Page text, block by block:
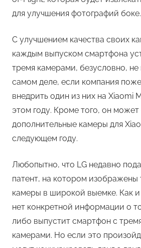
для улучшения фотографий боке.
С улучшением качества своих
каждым выпуском смартфона
тремя камерами, безусловно,
самом деле, если компания
внедрить один из них на Xiaomi
этом году. Кроме того, он может
дополнительные камеры для
следующем году.
Любопытно, что LG недавно
патент, на котором изображены
камеры в широкой выемке. Как и
нет конкретной информации о
либо выпустит смартфон с
камерами. Но если это